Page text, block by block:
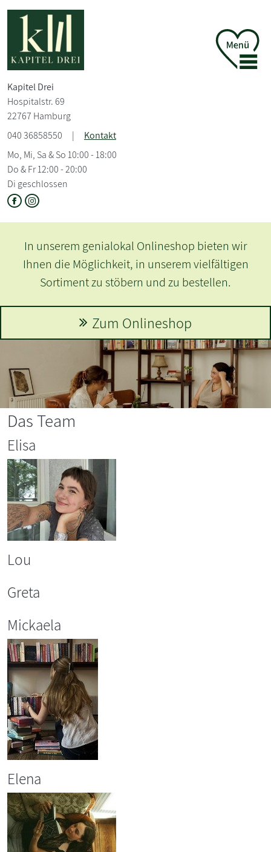
Kapitel Drei
Hospitalstr. 69
22767 Hamburg
040 36858550
|
Kontakt
Mo, Mi, Sa & So 10:00 - 18:00
Do & Fr 12:00 - 20:00
Di geschlossen
In unserem genialokal Onlineshop bieten wir
Ihnen die Möglichkeit, in unserem vielfältigen
Sortiment zu stöbern und zu bestellen.
Zum Onlineshop
Das Team
Elisa
Lou
Greta
Mickaela
Elena